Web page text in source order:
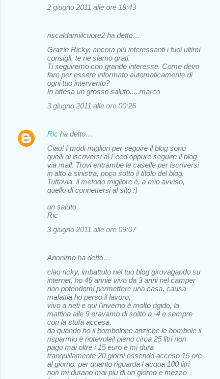
2 giugno 2011 alle ore 19:43
riscaldamiilcuore2 ha detto…
Grazie Ricky, ancora più interessanti i tuoi ultimi
consigli, te ne siamo grati.
Ti seguiremo con grande interesse. Come devo
fare per essere informato automaticamente di
ogni tuo intervento?
In attesa un grosso saluto.....marco
3 giugno 2011 alle ore 00:26
Ric ha detto…
Ciao! I modi migliori per seguire il blog sono
quelli di iscriversi al Feed oppure seguire il blog
via mail. Trovi entrambe le caselle per iscriversi
in alto a sinistra, poco sotto il titolo del blog.
Tuttavia, il metodo migliore è, a mio avviso,
quello di connettersi al sito :)
un saluto
Ric
3 giugno 2011 alle ore 09:07
Anonimo ha detto…
ciao ricky, imbattuto nel tuo blog girovagando su
internet, ho 46 annie vivo da 3 anni nel camper
non potendomi permettere una casa, causa
malattia ho perso il lavoro,
vivo a rieti e qui l'inverno è molto rigido, la
mattina alle 9 eravamo di solito a -4 e sempre
con la stufa accesa.
da quando ho il bombolone anziche le bombole il
risparmio è notevoleil pieno circa 25 litri non
pago mai oltre i 15 euro e mi dura
tranquillamente 20 giorni essendo acceso 15 ore
al giorno. per quanto riguarda l acqua 100 litri
non mi durano mai piu di un giorno e mezzo